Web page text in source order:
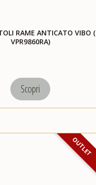
RAME ANTICATO VIBO (
VPR9860RA)
Scopri
OUTLET